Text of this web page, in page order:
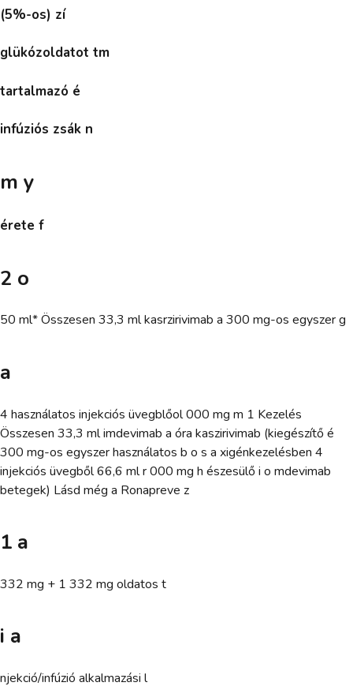
(5%-os) zí
glükózoldatot tm
tartalmazó é
infúziós zsák n
m y
érete f
2 o
50 ml* Összesen 33,3 ml kasrzirivimab a 300 mg-os egyszer g
a
4 használatos injekciós üvegblőol 000 mg m 1 Kezelés
Összesen 33,3 ml imdevimab a óra kaszirivimab (kiegészítő é
300 mg-os egyszer használatos b o s a xigénkezelésben 4
injekciós üvegből 66,6 ml r 000 mg h észesülő i o mdevimab
betegek) Lásd még a Ronapreve z
1 a
332 mg + 1 332 mg oldatos t
i a
njekció/infúzió alkalmazási l